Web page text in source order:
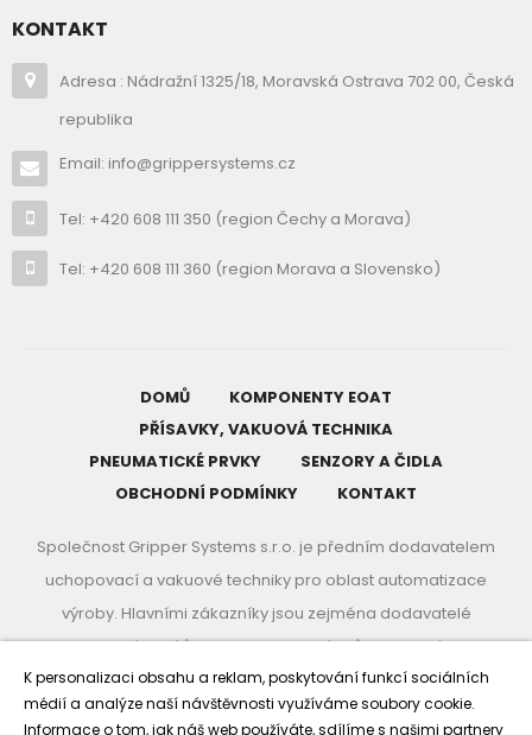
KONTAKT
Adresa : Nádražní 1325/18, Moravská Ostrava 702 00, Česká
republika
Email: info@grippersystems.cz
Tel: +420 608 111 350 (region Čechy a Morava)
Tel: +420 608 111 360 (region Morava a Slovensko)
DOMŮ
KOMPONENTY EOAT
PŘÍSAVKY, VAKUOVÁ TECHNIKA
PNEUMATICKÉ PRVKY
SENZORY A ČIDLA
OBCHODNÍ PODMÍNKY
KONTAKT
Společnost Gripper Systems s.r.o. je předním dodavatelem
uchopovací a vakuové techniky pro oblast automatizace
výroby. Hlavními zákazníky jsou zejména dodavatelé
plastových dílů pro automobilový průmysl, kterým
poskytujeme komplexní služby při řešení manipulace a
automatizace výroby. Využijte našich, více jak 15 ti letých,
K personalizaci obsahu a reklam, poskytování funkcí sociálních
médií a analýze naší návštěvnosti využíváme soubory cookie.
Informace o tom, jak náš web používáte, sdílíme s našimi partnery